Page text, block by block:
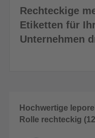
Rechteckige
Etiketten für
Unternehmen
Hochwertige
Rolle rechteckig